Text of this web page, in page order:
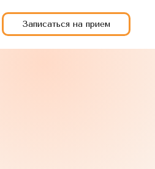
Записаться на прием